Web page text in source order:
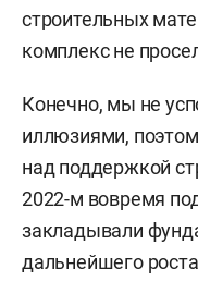
строительных
комплекс не
Конечно, мы не
иллюзиями,
над поддержкой
2022-м вовремя
закладывали
дальнейшего